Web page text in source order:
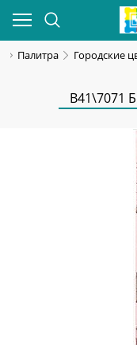
Палитра Городские
B41\7071